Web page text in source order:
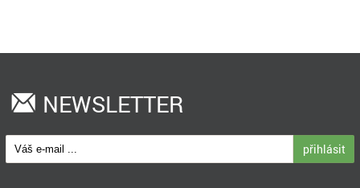
NEWSLETTER
přihlásit